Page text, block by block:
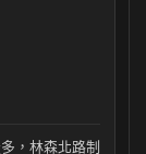
，林森北路制